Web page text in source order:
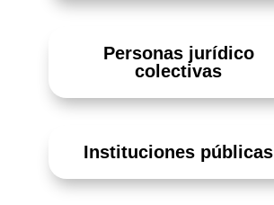
Personas jurídico
colectivas
Instituciones públicas